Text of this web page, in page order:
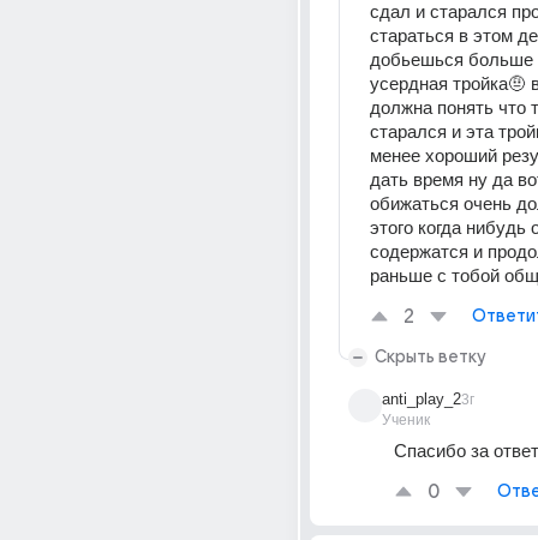
сдал и старался
стараться в этом
добьешься больше
усердная тройка🤨
должна понять что
старался и эта
менее хороший
дать время ну да
обижаться очень
этого когда нибудь
содержатся и
раньше с тобой
2
Скрыть ветку
anti_play_2
Ученик
3г
Спасибо за ответ
0